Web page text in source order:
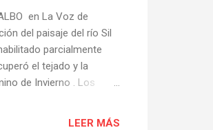
en La Voz de
del paisaje del río Sil
parcialmente
el tejado y la
de Invierno . Los
un nuevo uso al edificio.
LEER MÁS